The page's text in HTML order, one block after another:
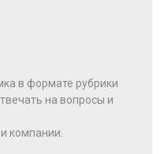
в формате рубрики
на вопросы и
компании.